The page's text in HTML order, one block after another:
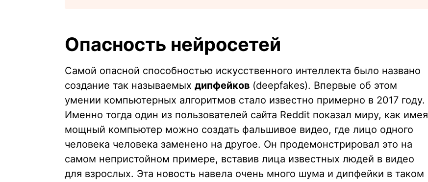
Опасность нейросетей
Самой опасной способностью искусственного интеллекта было названо
создание так называемых дипфейков (deepfakes). Впервые об этом
умении компьютерных алгоритмов стало известно примерно в 2017 году.
Именно тогда один из пользователей сайта Reddit показал миру, как имея
мощный компьютер можно создать фальшивое видео, где лицо одного
человека человека заменено на другое. Он продемонстрировал это на
самом непристойном примере, вставив лица известных людей в видео
для взрослых. Эта новость навела очень много шума и дипфейки в таком